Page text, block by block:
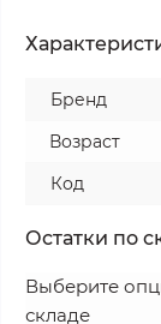
Бренд
Возраст
Код
Остатки по
Выберите
складе